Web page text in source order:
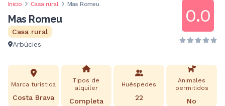
Inicio Casa rural Mas Romeu
Mas Romeu
Casa rural
Arbúcies
0.0
Marca turística
Costa Brava
Tipos de
alquiler
Completa
Huéspedes
22
Animales
permitidos
No